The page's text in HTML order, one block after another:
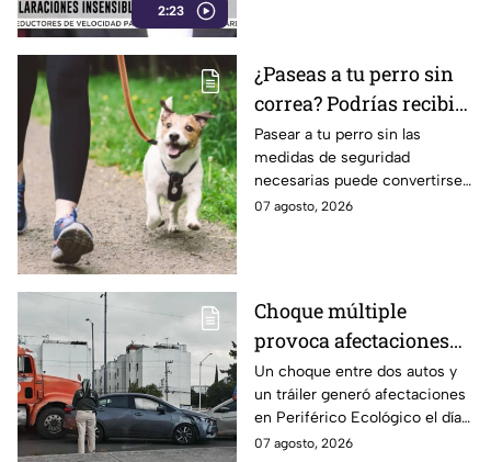
2:23
las también morenistas
Nayeli Salvatori y
Grace Palomares
en Palestina. Tras la polémica y
el rechazo, el mandatario tuvo
que salir a pedir disculpas…
pero la pregunta es: ¿Basta
con decir “me equivoqué”
cada vez que una declaración
genera indignación?
¿Paseas a tu perro sin
correa? Podrías recibir
una fuerte MULTA
Pasear a tu perro sin las
medidas de seguridad
necesarias puede convertirse
en una infracción en la CDMX,
07 agosto, 2026
Choque múltiple
provoca afectaciones
en Periférico Ecológico
hoy viernes
Un choque entre dos autos y
un tráiler generó afectaciones
en Periférico Ecológico el día
de hoy, con dirección a la 24
07 agosto, 2026